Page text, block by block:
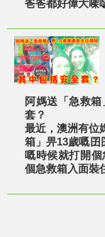
爸爸都好偉大㗎
阿媽送「急救
套？
最近，澳洲有位
箱」畀13歲嘅囝
嘅時候就打開
個急救箱入面裝